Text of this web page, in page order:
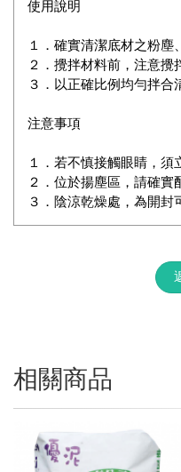
使用說明
１．確實清潔底材之粉塵
２．攪拌材料前，注意攪
３．以正確比例均勻拌合
注意事項
１．若不慎接觸眼睛，須
２．位於揚塵區，請確實
３．陰涼乾燥處，為開封
相關商品